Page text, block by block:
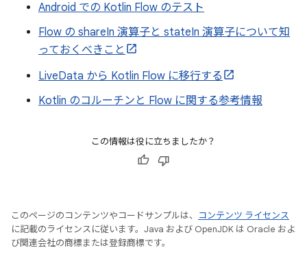
Android での Kotlin Flow のテスト
Flow の shareIn 演算子と stateIn 演算子について知
っておくべきこと
LiveData から Kotlin Flow に移行する
Kotlin のコルーチンと Flow に関する参考情報
この情報は役に立ちましたか？
このページのコンテンツやコードサンプルは、
コンテンツ ライセンス
に記載のライセンスに従います。Java および OpenJDK は Oracle およ
び関連会社の商標または登録商標です。